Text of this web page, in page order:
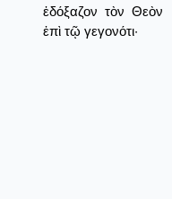
ἐδόξαζον τὸν Θεὸν
ἐπὶ τῷ γεγονότι·